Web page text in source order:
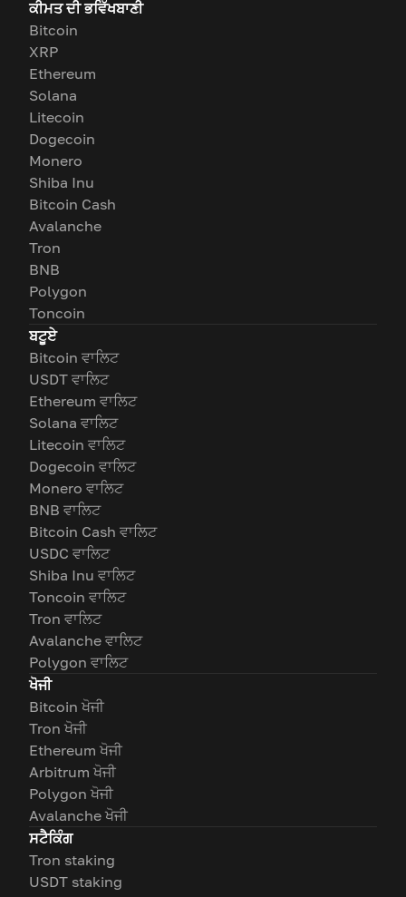
ਕੀਮਤ ਦੀ ਭਵਿੱਖਬਾਣੀ
Bitcoin
XRP
Ethereum
Solana
Litecoin
Dogecoin
Monero
Shiba Inu
Bitcoin Cash
Avalanche
Tron
BNB
Polygon
Toncoin
ਬਟੂਏ
Bitcoin ਵਾਲਿਟ
USDT ਵਾਲਿਟ
Ethereum ਵਾਲਿਟ
Solana ਵਾਲਿਟ
Litecoin ਵਾਲਿਟ
Dogecoin ਵਾਲਿਟ
Monero ਵਾਲਿਟ
BNB ਵਾਲਿਟ
Bitcoin Cash ਵਾਲਿਟ
USDC ਵਾਲਿਟ
Shiba Inu ਵਾਲਿਟ
Toncoin ਵਾਲਿਟ
Tron ਵਾਲਿਟ
Avalanche ਵਾਲਿਟ
Polygon ਵਾਲਿਟ
ਖੋਜੀ
Bitcoin ਖੋਜੀ
Tron ਖੋਜੀ
Ethereum ਖੋਜੀ
Arbitrum ਖੋਜੀ
Polygon ਖੋਜੀ
Avalanche ਖੋਜੀ
ਸਟੈਕਿੰਗ
Tron staking
USDT staking